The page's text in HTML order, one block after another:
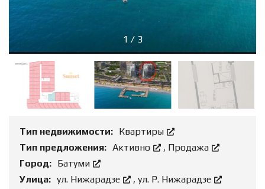
1 / 3
Тип недвижимости: Квартиры
Тип предложения: Активно , Продажа
Город: Батуми
Улица: ул. Нижарадзе , ул. Р. Нижарадзе